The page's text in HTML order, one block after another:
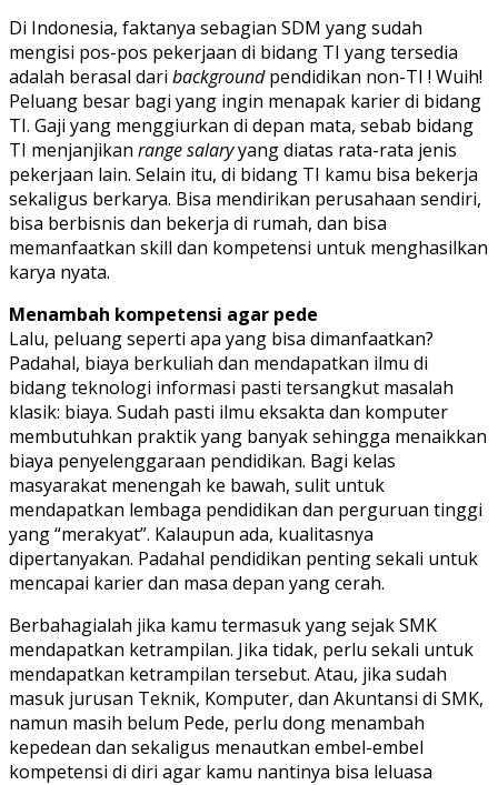
Di Indonesia, faktanya sebagian SDM yang sudah
mengisi pos-pos pekerjaan di bidang TI yang tersedia
adalah berasal dari backgroundpendidikan non-TI ! Wuih!
Peluang besar bagi yang ingin menapak karier di bidang
TI. Gaji yang menggiurkan di depan mata, sebab bidang
TI menjanjikan range salaryyang diatas rata-rata jenis
pekerjaan lain. Selain itu, di bidang TI kamu bisa bekerja
sekaligus berkarya. Bisa mendirikan perusahaan sendiri,
bisa berbisnis dan bekerja di rumah, dan bisa
memanfaatkan skill dan kompetensi untuk menghasilkan
karya nyata.
Menambah kompetensi agar pede
Lalu, peluang seperti apa yang bisa dimanfaatkan?
Padahal, biaya berkuliah dan mendapatkan ilmu di
bidang teknologi informasi pasti tersangkut masalah
klasik: biaya. Sudah pasti ilmu eksakta dan komputer
membutuhkan praktik yang banyak sehingga menaikkan
biaya penyelenggaraan pendidikan. Bagi kelas
masyarakat menengah ke bawah, sulit untuk
mendapatkan lembaga pendidikan dan perguruan tinggi
yang “merakyat”. Kalaupun ada, kualitasnya
dipertanyakan. Padahal pendidikan penting sekali untuk
mencapai karier dan masa depan yang cerah.
Berbahagialah jika kamu termasuk yang sejak SMK
mendapatkan ketrampilan. Jika tidak, perlu sekali untuk
mendapatkan ketrampilan tersebut. Atau, jika sudah
masuk jurusan Teknik, Komputer, dan Akuntansi di SMK,
namun masih belum Pede, perlu dong menambah
kepedean dan sekaligus menautkan embel-embel
kompetensi di diri agar kamu nantinya bisa leluasa